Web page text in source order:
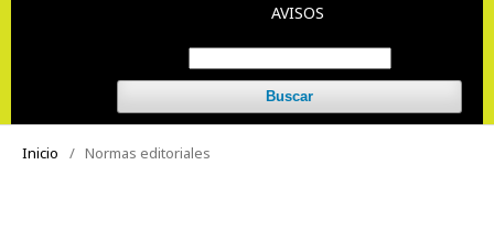
AVISOS
Buscar
Inicio / Normas editoriales